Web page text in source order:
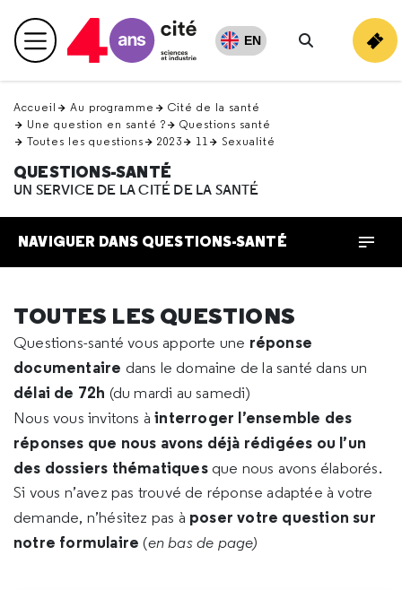
en
haut Menu principal EN
Rechercher
Accueil Au programme
Cité de la santé
Une question en santé ?
Questions santé
Toutes les questions
2023 11 Sexualité
QUESTIONS-SANTÉ
UN SERVICE DE LA CITÉ DE LA SANTÉ
NAVIGUER DANS QUESTIONS-SANTÉ
TOUTES LES QUESTIONS
Questions-santé vous apporte une réponse
documentaire dans le domaine de la santé dans un
délai de 72h (du mardi au samedi)
Nous vous invitons àinterroger l’ensemble des
réponses que nous avons déjà rédigées ou l’un
des dossiers thématiques que nous avons élaborés.
Si vous n’avez pas trouvé de réponse adaptée à votre
demande, n’hésitez pas à poser votre question sur
notre formulaire (en bas de page)